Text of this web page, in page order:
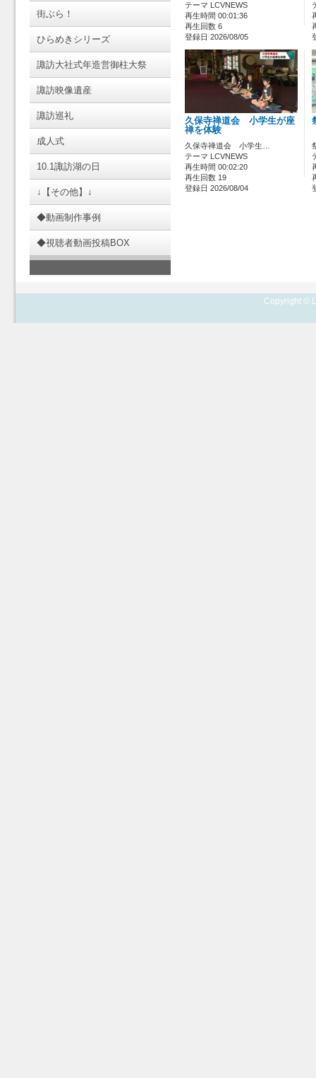
街ぶら！
ひらめきシリーズ
諏訪大社式年造営御柱大祭
諏訪映像遺産
諏訪巡礼
成人式
10.1諏訪湖の日
↓【その他】↓
◆動画制作事例
◆視聴者動画投稿BOX
テーマ LCVNEWS
再生時間 00:01:36
再生回数 6
登録日 2026/08/05
久保寺禅道会 小学生が座
禅を体験
久保寺禅道会 小学生…
テーマ LCVNEWS
再生時間 00:02:20
再生回数 19
登録日 2026/08/04
Copyright ©